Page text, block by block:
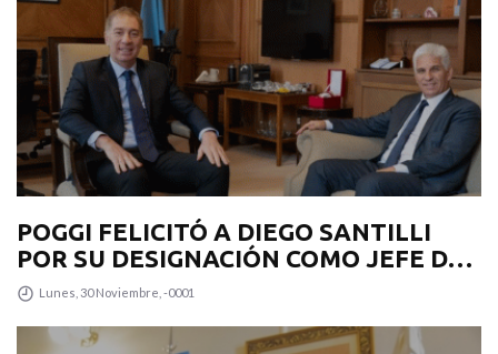
POGGI FELICITÓ A DIEGO SANTILLI
POR SU DESIGNACIÓN COMO JEFE DE
GABINETE
Lunes, 30 Noviembre, -0001